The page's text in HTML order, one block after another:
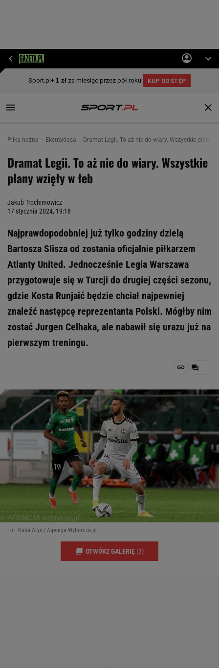
Piłka nożna Ekstraklasa Dramat Legii. To aż nie do wiary. Wszystkie plany
Dramat Legii. To aż nie do wiary. Wszystkie
plany wzięły w łeb
Jakub Trochimowicz
17 stycznia 2024, 19:18
Najprawdopodobniej już tylko godziny dzielą
Bartosza Slisza od zostania oficjalnie piłkarzem
Atlanty United. Jednocześnie Legia Warszawa
przygotowuje się w Turcji do drugiej części sezonu,
gdzie Kosta Runjaić będzie chciał najpewniej
znaleźć następcę reprezentanta Polski. Mógłby nim
zostać Jurgen Celhaka, ale nabawił się urazu już na
pierwszym treningu.
Fot. Kuba Atys / Agencja Wyborcza.pl
OTWÓRZ GALERIĘ (3)